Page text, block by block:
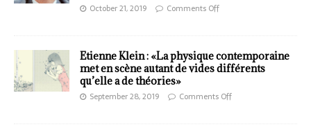
October 21, 2019 Comments Off
Etienne Klein : «La physique contemporaine
met en scène autant de vides différents
qu’elle a de théories»
September 28, 2019 Comments Off